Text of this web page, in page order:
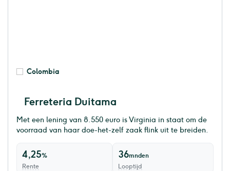
Colombia
Ferreteria Duitama
Met een lening van 8.550 euro is Virginia in staat om de
voorraad van haar doe-het-zelf zaak flink uit te breiden.
4,25%
Rente
36mnden
Looptijd